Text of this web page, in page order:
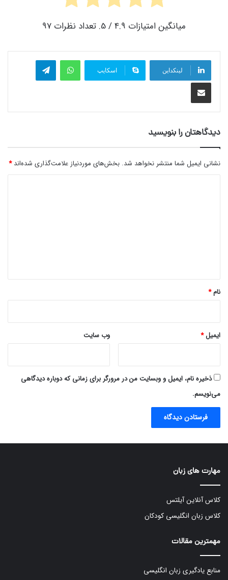
میانگین امتیازات 4.9/ 5. تعداد نظرات 97
لینکداین اسکایپ
واتس آپ تلگرام
اشتراک گذاری با ایمیل
دیدگاهتان را بنویسید
نشانی ایمیل شما منتشر نخواهد شد. بخش‌های موردنیاز علامت‌گذاری شده‌اند*
نام*
ایمیل* وب‌ سایت
ذخیره نام، ایمیل و وبسایت من در مرورگر برای زمانی که دوباره دیدگاهی
می‌نویسم.
مهارت های زبان
کلاس آنلاین آیلتس
کلاس زبان انگلیسی کودکان
مهمترین مقالات
منابع یادگیری زبان انگلیسی